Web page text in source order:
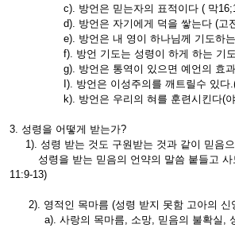
c). 방언은 믿는자의 표적이다 ( 막
d). 방언은 자기에게 덕을 쌓는다 (고
e). 방언은 내 영이 하나님께 기도하는
f). 방언 기도는 성령이 하게 하는 기도
g). 방언은 통역이 있으면 예언의 효과
I). 방언은 이성주의를 깨트릴수 있다.(
k). 방언은 우리의 혀를 훈련시킨다(야
3. 성령을 어떻게 받는가?
1). 성령 받는 것도 구원받는 것과 같이 믿음
성령을 받는 믿음의 언약의 말씀 붙들고 사
11:9-13)
2). 영적인 목마름 (성령 받지 못함 고아의 신
a). 사랑의 목마름, 소망, 믿음의 불확실, 성